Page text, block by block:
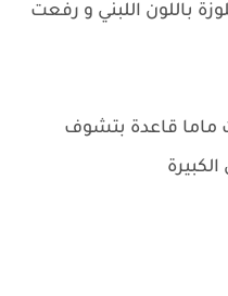
باللون اللبني و رفعت
قاعدة بتشوف